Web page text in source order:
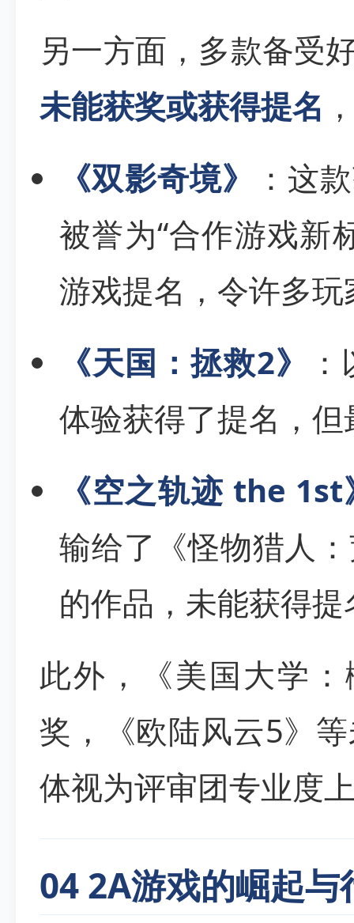
另一方面，多款备受
未能获奖或获得提名
《双影奇境》
：这
被誉为“合作游戏新
游戏提名，令许多
《天国：拯救2》
体验获得了提名，
《空之轨迹 the 1st
输给了《怪物猎人
的作品，未能获得提
此外，《美国大学
奖，《欧陆风云5》
体视为评审团专业度
04 2A游戏的崛起与